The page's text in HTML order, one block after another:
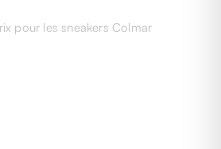
pour les sneakers Colmar